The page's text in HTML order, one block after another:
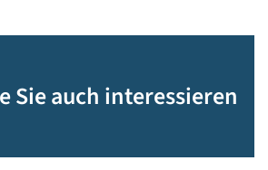
Sie auch interessieren